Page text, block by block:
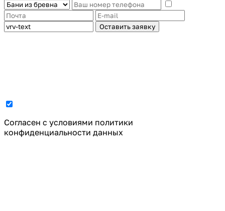
Оставить заявку
Cогласен с условиями политики
конфиденциальности данных